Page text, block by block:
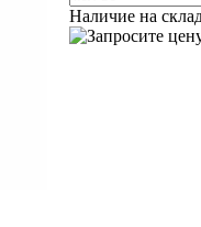
Наличие на